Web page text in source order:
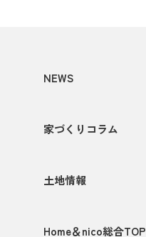
NEWS
家づくりコラム
土地情報
Home＆nico総合TOP